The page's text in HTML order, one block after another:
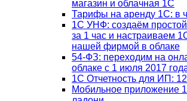
магазин и облачная 1С
Тарифы на аренду 1С: в
1С УНФ: создаём простой
за 1 час и настраиваем
нашей фирмой в облаке
54-ФЗ: переходим на
облаке с 1 июля 2017
1С Отчетность для ИП:
Мобильное приложение